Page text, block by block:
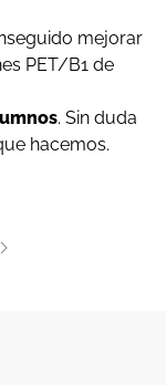
mejorar
PET/B1 de
. Sin duda
hacemos.